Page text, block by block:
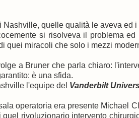
Nashville, quelle qualità le aveva ed
si risolveva il problema
quei miracoli che solo i mezzi
a Bruner che parla chiaro:
è una sfida.
l'equipe del Vanderbilt
operatoria era presente Michael
rivoluzionario intervento